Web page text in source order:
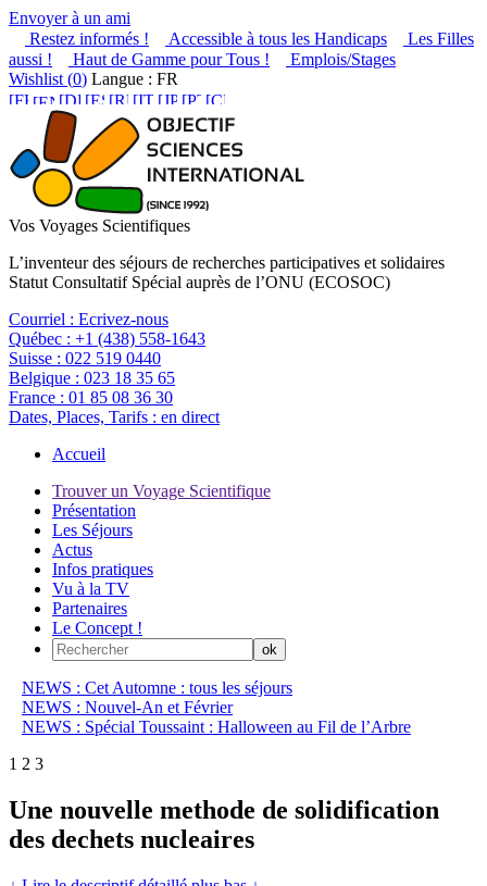
Envoyer à un ami
Restez informés !
Accessible à tous les Handicaps
Les Filles
aussi !
Haut de Gamme pour Tous !
Emplois/Stages
Wishlist (0) Langue : FR
Vos Voyages Scientifiques
L’inventeur des séjours de recherches participatives et solidaires
Statut Consultatif Spécial auprès de l’ONU (ECOSOC)
Courriel : Ecrivez-nous
Québec : +1 (438) 558-1643
Suisse : 022 519 0440
Belgique : 023 18 35 65
France : 01 85 08 36 30
Dates, Places, Tarifs : en direct
Accueil
Trouver un Voyage Scientifique
Présentation
Les Séjours
Actus
Infos pratiques
Vu à la TV
Partenaires
Le Concept !
NEWS : Cet Automne : tous les séjours
NEWS : Nouvel-An et Février
NEWS : Spécial Toussaint : Halloween au Fil de l’Arbre
1 2 3
Une nouvelle methode de solidification
des dechets nucleaires